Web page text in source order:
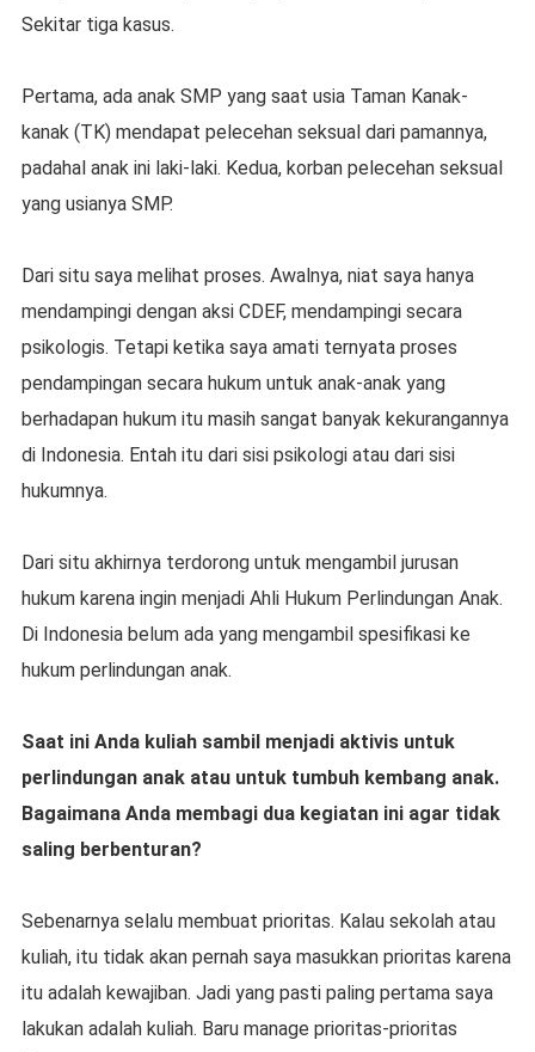
Sekitar tiga kasus.
Pertama, ada anak SMP yang saat usia Taman Kanak-
kanak (TK) mendapat pelecehan seksual dari pamannya,
padahal anak ini laki-laki. Kedua, korban pelecehan seksual
yang usianya SMP.
Dari situ saya melihat proses. Awalnya, niat saya hanya
mendampingi dengan aksi CDEF, mendampingi secara
psikologis. Tetapi ketika saya amati ternyata proses
pendampingan secara hukum untuk anak-anak yang
berhadapan hukum itu masih sangat banyak kekurangannya
di Indonesia. Entah itu dari sisi psikologi atau dari sisi
hukumnya.
Dari situ akhirnya terdorong untuk mengambil jurusan
hukum karena ingin menjadi Ahli Hukum Perlindungan Anak.
Di Indonesia belum ada yang mengambil spesifikasi ke
hukum perlindungan anak.
Saat ini Anda kuliah sambil menjadi aktivis untuk
perlindungan anak atau untuk tumbuh kembang anak.
Bagaimana Anda membagi dua kegiatan ini agar tidak
saling berbenturan?
Sebenarnya selalu membuat prioritas. Kalau sekolah atau
kuliah, itu tidak akan pernah saya masukkan prioritas karena
itu adalah kewajiban. Jadi yang pasti paling pertama saya
lakukan adalah kuliah. Baru manage prioritas-prioritas